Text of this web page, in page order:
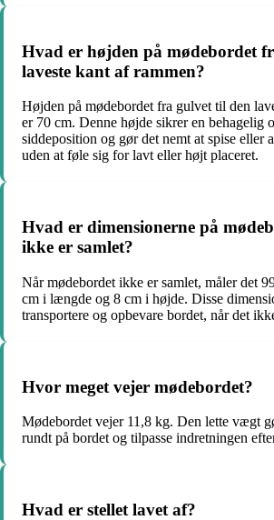
Hvad er højden på mødebordet
laveste kant af rammen?
Højden på mødebordet fra gulvet til den
er 70 cm. Denne højde sikrer en behagelig
siddeposition og gør det nemt at spise eller
uden at føle sig for lavt eller højt placeret.
Hvad er dimensionerne på
ikke er samlet?
Når mødebordet ikke er samlet, måler det
cm i længde og 8 cm i højde. Disse
transportere og opbevare bordet, når det
Hvor meget vejer mødebordet?
Mødebordet vejer 11,8 kg. Den lette vægt
rundt på bordet og tilpasse indretningen
Hvad er stellet lavet af?